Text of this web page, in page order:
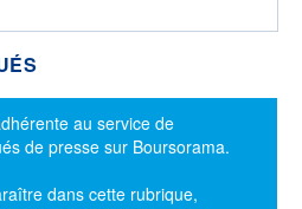
au service de
de presse sur Boursorama.
dans cette rubrique,